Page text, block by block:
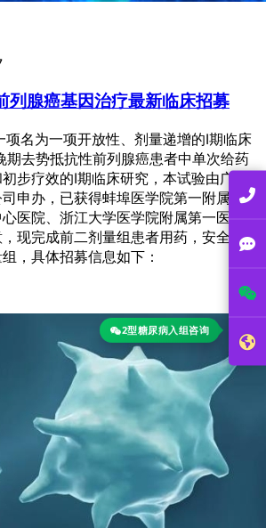
2型糖尿病入组咨询
列腺癌基因治疗最新临床招募
项名为一项开放性、剂量递增的I期临床
期去势抵抗性前列腺癌患者中单次给药
步疗效的I期临床研究，本试验由广州
申办，已获得蚌埠医学院第一附属医
医院、浙江大学医学院附属第一医院伦
现完成前二剂量组患者用药，安全性良
，具体招募信息如下：